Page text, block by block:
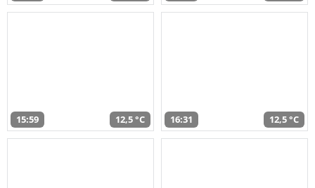
15:59 12,5 °C 16:31 12,5 °C